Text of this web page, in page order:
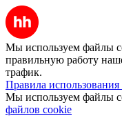
Мы используем файлы
правильную работу
трафик.
Правила
Мы используем файлы
файлов cookie